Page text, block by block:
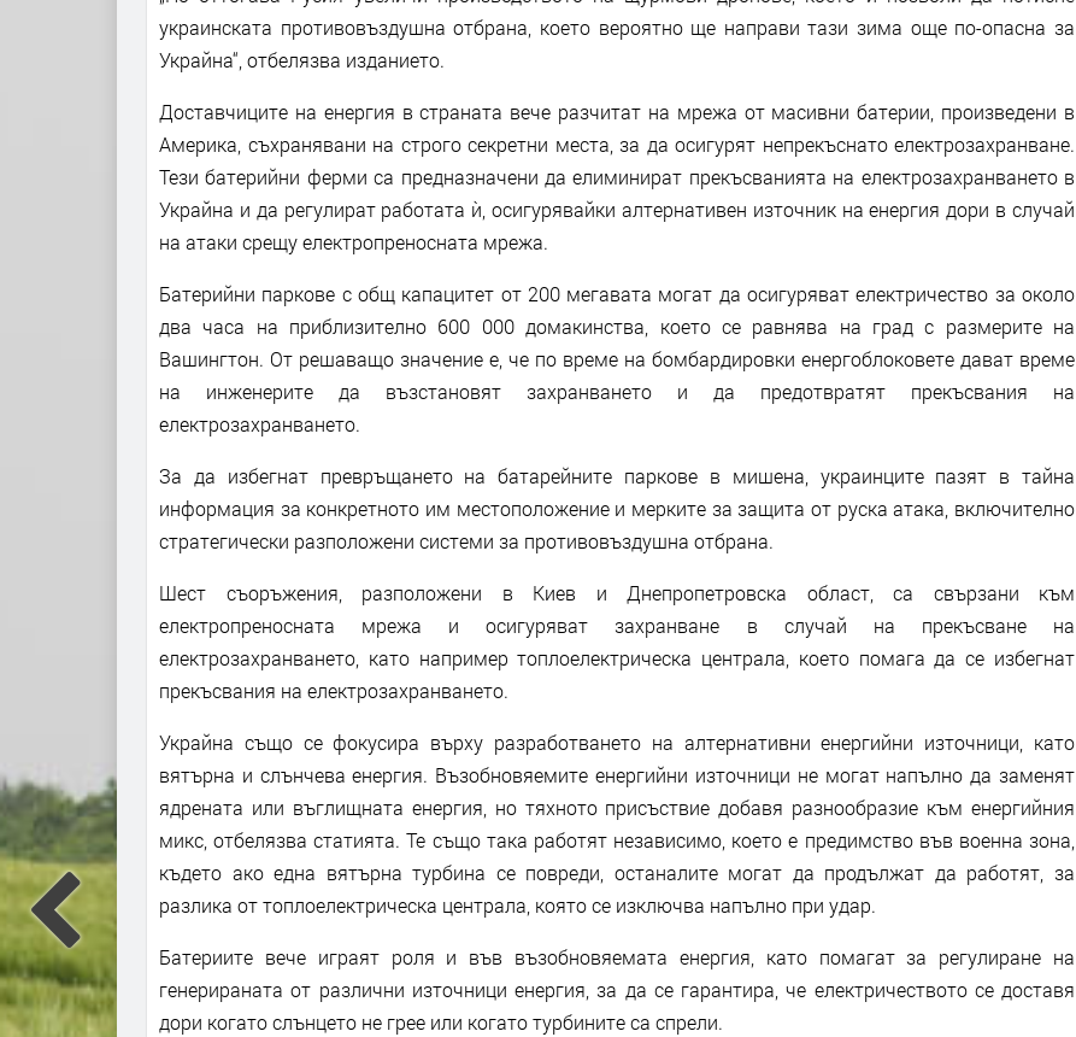
украинската противовъздушна отбрана, което вероятно ще направи тази зима още по-опасна за
Украйна“, отбелязва изданието.
Доставчиците на енергия в страната вече разчитат на мрежа от масивни батерии, произведени в
Америка, съхранявани на строго секретни места, за да осигурят непрекъснато електрозахранване.
Тези батерийни ферми са предназначени да елиминират прекъсванията на електрозахранването в
Украйна и да регулират работата ѝ, осигурявайки алтернативен източник на енергия дори в случай
на атаки срещу електропреносната мрежа.
Батерийни паркове с общ капацитет от 200 мегавата могат да осигуряват електричество за около
два часа на приблизително 600 000 домакинства, което се равнява на град с размерите на
Вашингтон. От решаващо значение е, че по време на бомбардировки енергоблоковете дават време
на инженерите да възстановят захранването и да предотвратят прекъсвания на
електрозахранването.
За да избегнат превръщането на батарейните паркове в мишена, украинците пазят в тайна
информация за конкретното им местоположение и мерките за защита от руска атака, включително
стратегически разположени системи за противовъздушна отбрана.
Шест съоръжения, разположени в Киев и Днепропетровска област, са свързани към
електропреносната мрежа и осигуряват захранване в случай на прекъсване на
електрозахранването, като например топлоелектрическа централа, което помага да се избегнат
прекъсвания на електрозахранването.
Украйна също се фокусира върху разработването на алтернативни енергийни източници, като
вятърна и слънчева енергия. Възобновяемите енергийни източници не могат напълно да заменят
ядрената или въглищната енергия, но тяхното присъствие добавя разнообразие към енергийния
микс, отбелязва статията. Те също така работят независимо, което е предимство във военна зона,
където ако една вятърна турбина се повреди, останалите могат да продължат да работят, за
разлика от топлоелектрическа централа, която се изключва напълно при удар.
Батериите вече играят роля и във възобновяемата енергия, като помагат за регулиране на
генерираната от различни източници енергия, за да се гарантира, че електричеството се доставя
дори когато слънцето не грее или когато турбините са спрели.